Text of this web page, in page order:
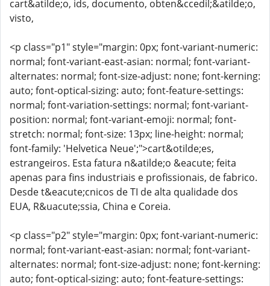
cart&atilde;o, ids, documento, obten&ccedil;&atilde;o,
visto,
<p class="p1" style="margin: 0px; font-variant-numeric:
normal; font-variant-east-asian: normal; font-variant-
alternates: normal; font-size-adjust: none; font-kerning:
auto; font-optical-sizing: auto; font-feature-settings:
normal; font-variation-settings: normal; font-variant-
position: normal; font-variant-emoji: normal; font-
stretch: normal; font-size: 13px; line-height: normal;
font-family: 'Helvetica Neue';">cart&otilde;es,
estrangeiros. Esta fatura n&atilde;o &eacute; feita
apenas para fins industriais e profissionais, de fabrico.
Desde t&eacute;cnicos de TI de alta qualidade dos
EUA, R&uacute;ssia, China e Coreia.
<p class="p2" style="margin: 0px; font-variant-numeric:
normal; font-variant-east-asian: normal; font-variant-
alternates: normal; font-size-adjust: none; font-kerning:
auto; font-optical-sizing: auto; font-feature-settings: